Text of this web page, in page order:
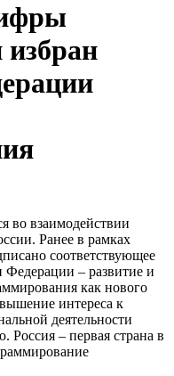
во взаимодействии
Ранее в рамках
соответствующее
Федерации – развитие и
как нового
интереса к
деятельности
Россия – первая страна в